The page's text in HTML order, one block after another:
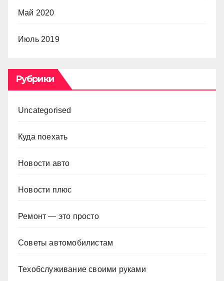
Май 2020
Июль 2019
Рубрики
Uncategorised
Куда поехать
Новости авто
Новости плюс
Ремонт — это просто
Советы автомобилистам
Техобслуживание своими руками